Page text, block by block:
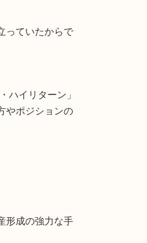
っていたからで
ハイリターン」
やポジションの
形成の強力な手